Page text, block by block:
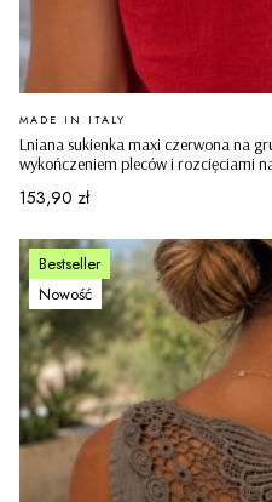
Lniana sukienka maxi czerwona na
wykończeniem pleców i rozcięciami
PRODUCENT
MADE IN ITALY
Cena
153,90 zł
Bestseller
Nowość